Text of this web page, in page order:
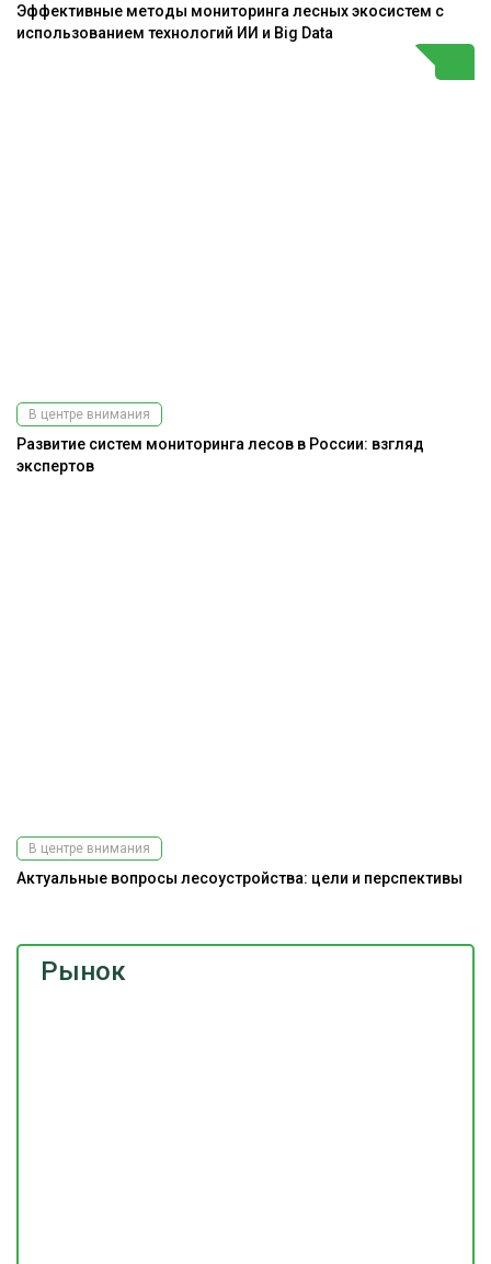
Рынок
Эффективные методы мониторинга лесных экосистем с
использованием технологий ИИ и Big Data
В центре внимания
Развитие систем мониторинга лесов в России: взгляд
экспертов
В центре внимания
Актуальные вопросы лесоустройства: цели и перспективы